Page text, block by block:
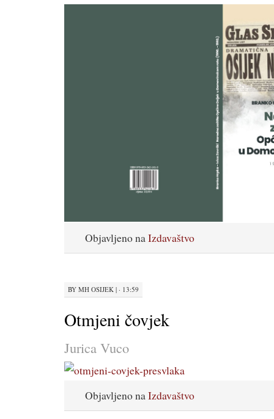
Objavljeno na Izdavaštvo
BY MH OSIJEK | · 13:59
Otmjeni čovjek
Jurica Vuco
Objavljeno naIzdavaštvo